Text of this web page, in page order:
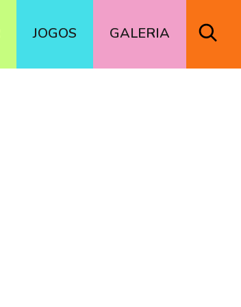
JOGOS GALERIA